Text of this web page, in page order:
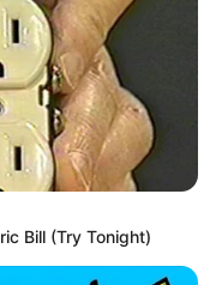
Bill (Try Tonight)